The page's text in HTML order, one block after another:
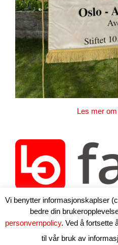
Les mer
Copyright 2024 | Oslo-
post@handelogkontor.org
avLO
Vi benytter informasjonskaplser
bedre din
personvernpolicy. Ved å fortsette
til vår bruk av